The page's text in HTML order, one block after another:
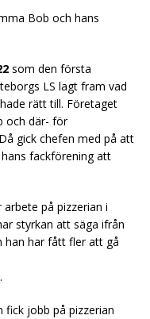
Bob och hans
som den första
LS lagt fram vad
rätt till. Företaget
och där- för
gick chefen med på att
fackförening att
arbete på pizzerian i
styrkan att säga ifrån
han har fått fler att gå
fick jobb på pizzerian